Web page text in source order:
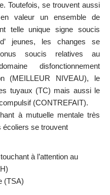
Toutefois, se trouvent aussi
valeur un ensemble de
telle unique signe soucis
jeunes, les changes se
soucis relatives au
disfonctionnement
(MEILLEUR NIVEAU), le
tuyaux (TC) mais aussi le
(CONTREFAIT).
à mutuelle mentale très
écoliers se trouvent
à l’attention au
(TSA)